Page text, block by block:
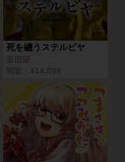
死を纏うステルビヤ
冨田望
閲覧：
414,098